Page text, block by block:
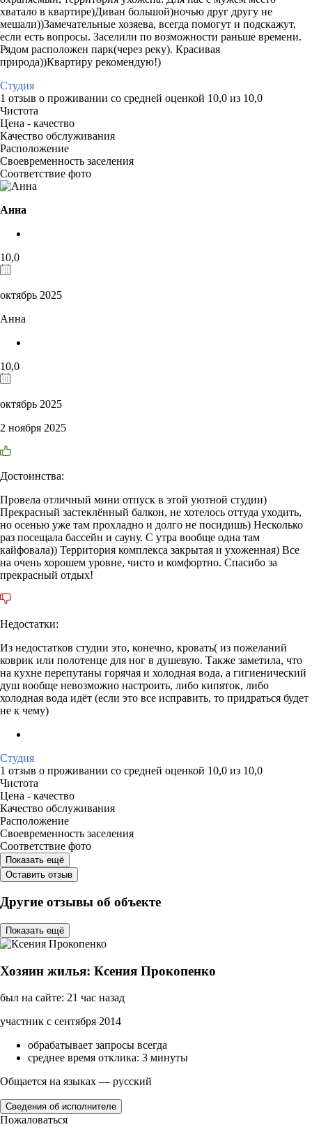
хватало в квартире)Диван большой)ночью друг другу не
мешали))Замечательные хозяева, всегда помогут и подскажут,
если есть вопросы. Заселили по возможности раньше времени.
Рядом расположен парк(через реку). Красивая
природа))Квартиру рекомендую!)
Студия
1 отзыв о проживании со средней оценкой 10,0 из 10,0
Чистота
Цена - качество
Качество обслуживания
Расположение
Своевременность заселения
Соответствие фото
Анна
10,0
октябрь 2025
Анна
10,0
октябрь 2025
2 ноября 2025
Достоинства:
Провела отличный мини отпуск в этой уютной студии)
Прекрасный застеклённый балкон, не хотелось оттуда уходить,
но осенью уже там прохладно и долго не посидишь) Несколько
раз посещала бассейн и сауну. С утра вообще одна там
кайфовала)) Территория комплекса закрытая и ухоженная) Все
на очень хорошем уровне, чисто и комфортно. Спасибо за
прекрасный отдых!
Недостатки:
Из недостатков студии это, конечно, кровать( из пожеланий
коврик или полотенце для ног в душевую. Также заметила, что
на кухне перепутаны горячая и холодная вода, а гигиенический
душ вообще невозможно настроить, либо кипяток, либо
холодная вода идёт (если это все исправить, то придраться будет
не к чему)
Студия
1 отзыв о проживании со средней оценкой 10,0 из 10,0
Чистота
Цена - качество
Качество обслуживания
Расположение
Своевременность заселения
Соответствие фото
Показать ещё
Оставить отзыв
Другие отзывы об объекте
Показать ещё
Хозяин жилья: Ксения Прокопенко
был на сайте: 21 час назад
участник с сентября 2014
обрабатывает запросы всегда
среднее время отклика: 3 минуты
Общается на языках — русский
Сведения об исполнителе
Пожаловаться